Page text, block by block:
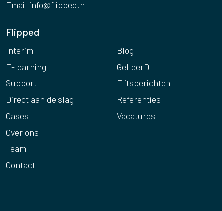
Flipped
Interim
E-learning
Support
Direct aan de slag
Cases
Over ons
Team
Contact
Blog
GeLeerD
Flitsberichten
Referenties
Vacatures
Email info@flipped.nl